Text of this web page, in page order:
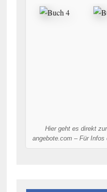
Hier geht es direkt
angebote.com – Für